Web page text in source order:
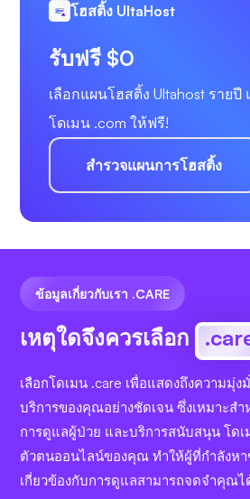
โฮสติ้ง UltaHost
รับฟรี $0
เลือกแผนโฮสติ้ง Ultahost รายปี
โดเมน .com ให้ฟรี!
สำรวจแผนการโฮสติ้ง
ข้อมูลเกี่ยวกับเรา .CARE
เหตุใดจึงควรเลือก
เลือกโดเมน .care เพื่อแสดงถึงความมุ่
บริการของคุณอย่างชัดเจน ซึ่งเหมาะส
การดูแลผู้ป่วย และบริการสนับสนุน โดเ
ตัวตนออนไลน์ของคุณ ทำให้ผู้ที่กำลังห
เกี่ยวข้องกับการดูแลสามารถจดจำคุณ